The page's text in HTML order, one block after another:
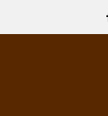
[France-